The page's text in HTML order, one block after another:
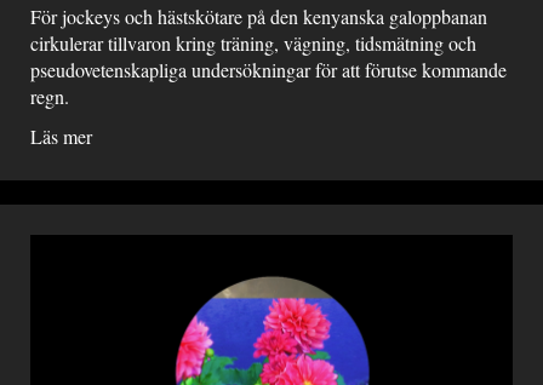
För jockeys och hästskötare på den kenyanska galoppbanan
cirkulerar tillvaron kring träning, vägning, tidsmätning och
pseudovetenskapliga undersökningar för att förutse kommande
regn.
Läs mer